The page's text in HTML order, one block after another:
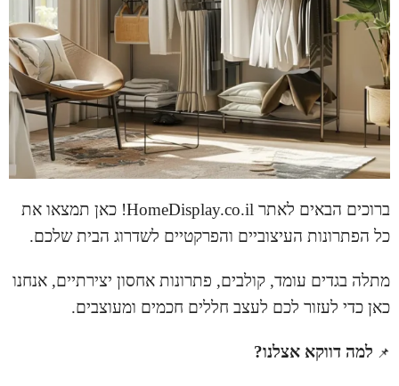
ברוכים הבאים לאתר HomeDisplay.co.il! כאן תמצאו את
כל הפתרונות העיצוביים והפרקטיים לשדרוג הבית שלכם.
מתלה בגדים עומד, קולבים, פתרונות אחסון יצירתיים, אנחנו
כאן כדי לעזור לכם לעצב חללים חכמים ומעוצבים.
📌 למה דווקא אצלנו?